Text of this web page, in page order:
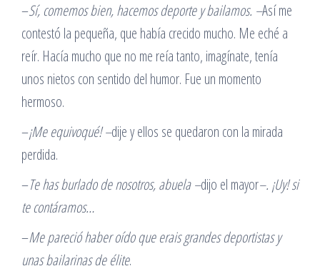
–Sí, comemos bien, hacemos deporte y bailamos. –Así me
contestó la pequeña, que había crecido mucho. Me eché a
reír. Hacía mucho que no me reía tanto, imagínate, tenía
unos nietos con sentido del humor. Fue un momento
hermoso.
–¡Me equivoqué! –dije y ellos se quedaron con la mirada
perdida.
–Te has burlado de nosotros, abuela –dijo el mayor–. ¡Uy! si
te contáramos…
–Me pareció haber oído que erais grandes deportistas y
unas bailarinas de élite.